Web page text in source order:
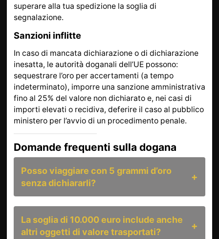
superare alla tua spedizione la soglia di
segnalazione.
Sanzioni inflitte
In caso di mancata dichiarazione o di dichiarazione
inesatta, le autorità doganali dell’UE possono:
sequestrare l’oro per accertamenti (a tempo
indeterminato), imporre una sanzione amministrativa
fino al 25% del valore non dichiarato e, nei casi di
importi elevati o recidiva, deferire il caso al pubblico
ministero per l’avvio di un procedimento penale.
Domande frequenti sulla dogana
Posso viaggiare con 5 grammi d’oro
senza dichiararli?
La soglia di 10.000 euro include anche
altri oggetti di valore trasportati?